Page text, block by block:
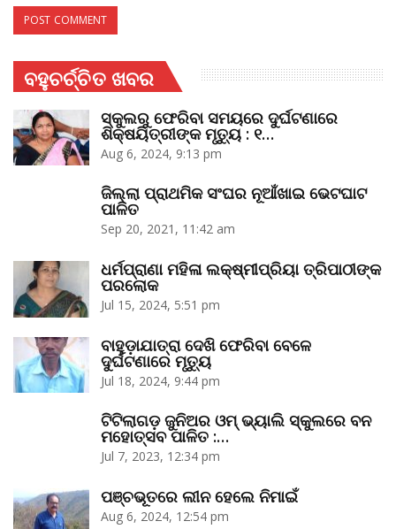
ବହୁଚର୍ଚ୍ଚିତ ଖବର
ସ୍କୁଲରୁ ଫେରିବା ସମୟରେ ଦୁର୍ଘଟଣାରେ
ଶିକ୍ଷୟିତ୍ରୀଙ୍କ ମୃତ୍ୟୁ : ୧…
Aug 6, 2024, 9:13 pm
ଜିଲ୍ଲା ପ୍ରାଥମିକ ସଂଘର ନୂଆଁଖାଇ ଭେଟଘାଟ
ପାଳିତ
Sep 20, 2021, 11:42 am
ଧର୍ମପ୍ରାଣା ମହିଳା ଲକ୍ଷ୍ମୀପ୍ରିୟା ତ୍ରିପାଠୀଙ୍କ
ପରଲୋକ
Jul 15, 2024, 5:51 pm
ବାହୁଡ଼ାଯାତ୍ରା ଦେଖି ଫେରିବା ବେଳେ
ଦୁର୍ଘଟଣାରେ ମୃତ୍ୟୁ
Jul 18, 2024, 9:44 pm
ଟିଟିଲାଗଡ଼ ଜୁନିଅର ଓମ୍‌ ଭ୍ୟାଲି ସ୍କୁଲରେ ବନ
ମହୋତ୍ସବ ପାଳିତ :…
Jul 7, 2023, 12:34 pm
ପଞ୍ଚଭୂତରେ ଲୀନ ହେଲେ ନିମାଇଁ
Aug 6, 2024, 12:54 pm